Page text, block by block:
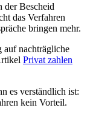
der Bescheid
das Verfahren
bringen mehr.
auf nachträgliche
Privat zahlen
es verständlich ist:
kein Vorteil.